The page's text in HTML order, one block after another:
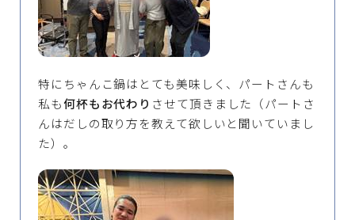
特にちゃんこ鍋はとても美味しく、パートさんも
私も何杯もお代わり させて頂きました（パートさ
んはだしの取り方を教えて欲しいと聞いていまし
た）。